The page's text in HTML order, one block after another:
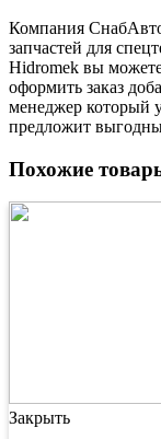
Компания
запчастей для
Hidromek вы
оформить заказ
менеджер который
предложит
Похожие
Закрыть